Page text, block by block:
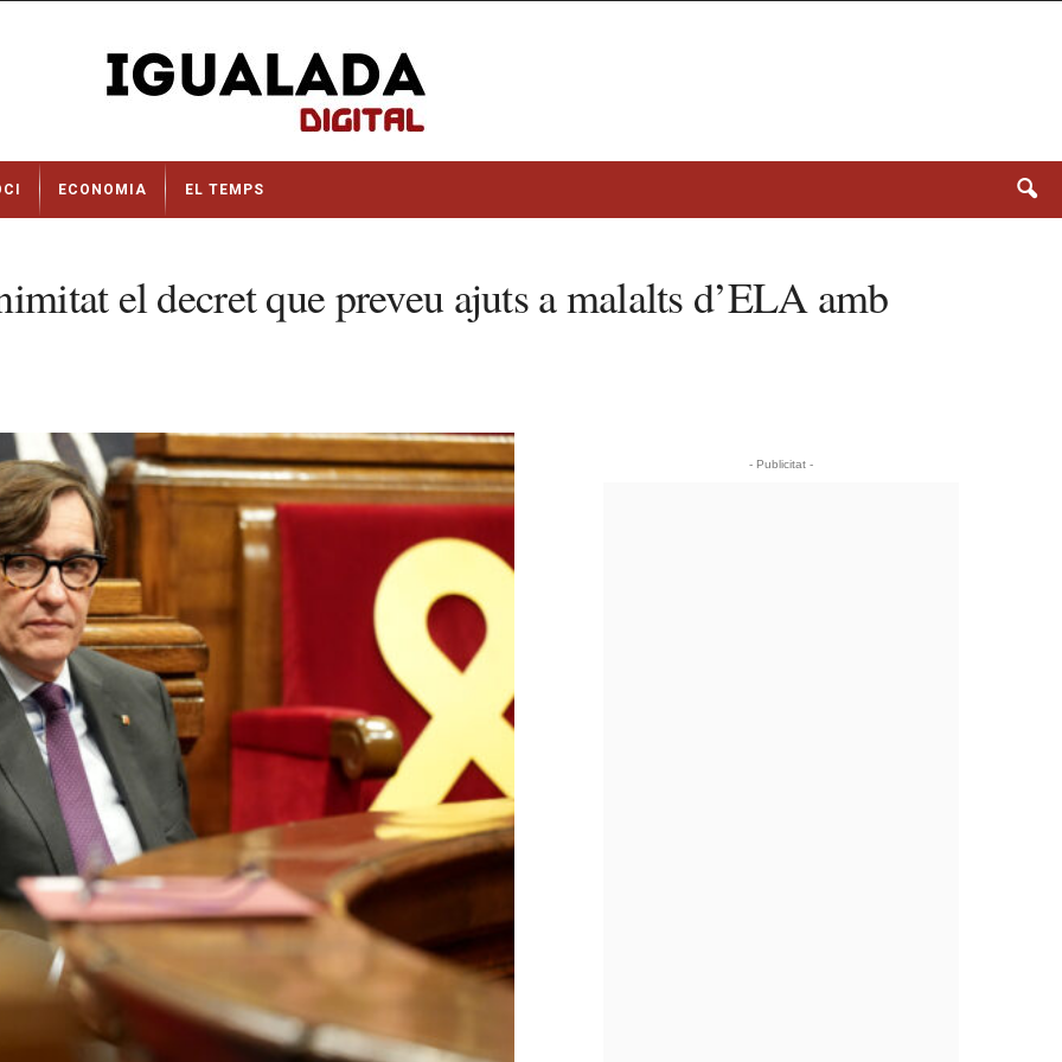
ECONOMIA EL TEMPS
el decret que preveu ajuts a malalts d’ELA amb
- Publicitat -